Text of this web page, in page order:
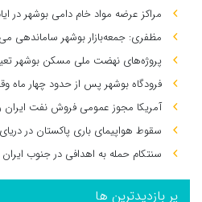
مراکز عرضه مواد خام دامی بوشهر در
مظفری: جمعه‌بازار بوشهر ساماندهی
پروژه‌های نهضت ملی مسکن بوشهر
فرودگاه بوشهر پس از حدود چهار ماه
آمریکا مجوز عمومی فروش نفت ایران
سقوط هواپیمای باری پاکستان در
سنتکام حمله به اهدافی در جنوب ایران
پر بازدیدترین ها